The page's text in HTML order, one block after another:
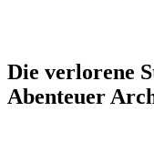
Die verlorene
Abenteuer